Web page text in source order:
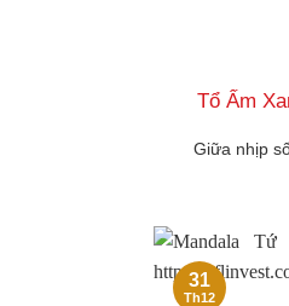
Tổ Ấm
Giữa nhịp
31
Th12